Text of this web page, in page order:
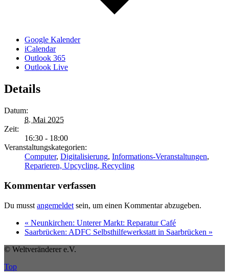
Google Kalender
iCalendar
Outlook 365
Outlook Live
Details
Datum:
8. Mai 2025
Zeit:
16:30 - 18:00
Veranstaltungskategorien:
Computer, Digitalisierung, Informations-Veranstaltungen,
Reparieren, Upcycling, Recycling
Kommentar verfassen
Du musst angemeldet sein, um einen Kommentar abzugeben.
« Neunkirchen: Unterer Markt: Reparatur Café
Saarbrücken: ADFC Selbsthilfewerkstatt in Saarbrücken »
© Weltveränderer e.V.
Top